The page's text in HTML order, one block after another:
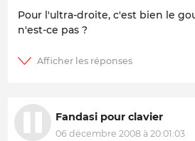
Pour l'ultra-droite, c'est bien le
n'est-ce pas ?
Fandasi pour clavier
06 décembre 2008 à 20:01:03